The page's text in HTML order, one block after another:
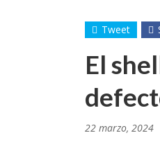
Tweet
El
22 marzo, 2024